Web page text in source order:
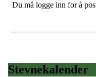
Du må logge inn for å
Stevnekalender